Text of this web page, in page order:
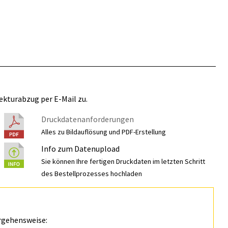
per E-Mail zu.
Druckdatenanforderungen
Alles zu Bildauflösung und PDF-Erstellung
Info zum Datenupload
Sie können Ihre fertigen Druckdaten im letzten Schritt
des Bestellprozesses hochladen